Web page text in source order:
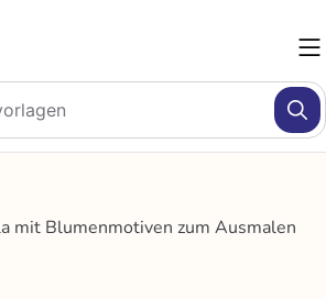
mit Blumenmotiven zum Ausmalen